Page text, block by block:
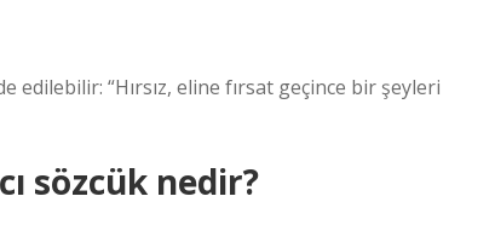
“Hırsız, eline fırsat geçince bir şeyleri
sözcük nedir?